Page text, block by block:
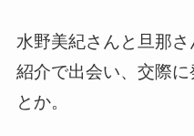
水野美紀さんと旦那
紹介で出会い、交際
とか。